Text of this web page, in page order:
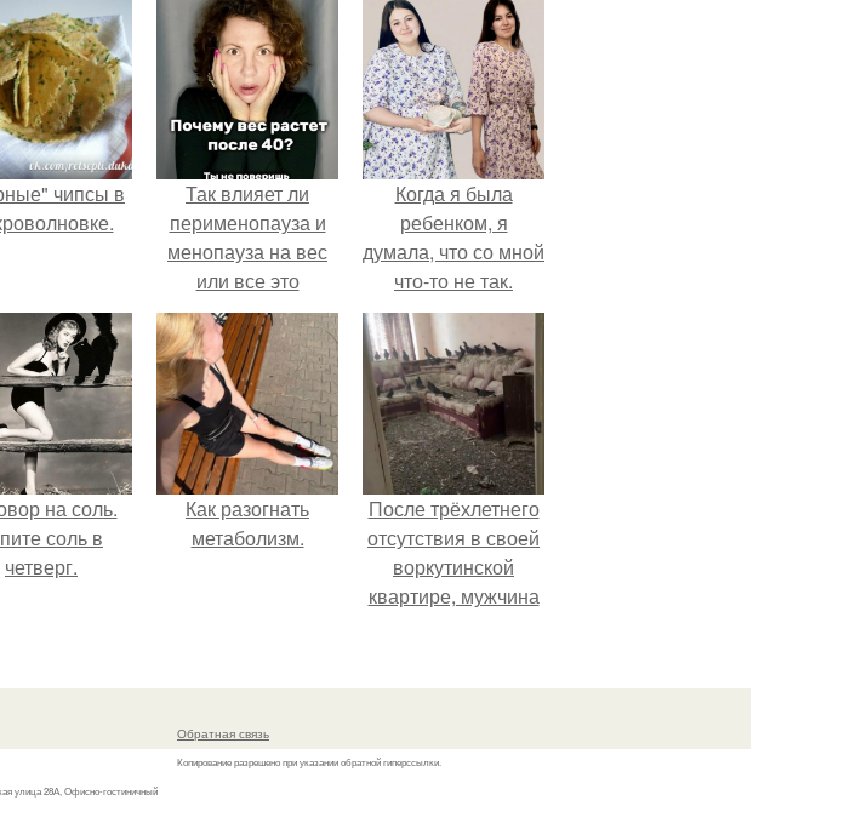
чипсы в
Так влияет ли
перименопауза и
менопауза на вес
или все это
ерунда?
Когда я была
ребенком, я
думала, что со мной
что-то не так.
на соль.
соль в
четверг.
Как разогнать
метаболизм.
После трёхлетнего
отсутствия в своей
воркутинской
квартире, мужчина
жилище стало
улица 28А, Офисно-гостиничный
Обратная связь
Копирование разрешено при указании обратной гиперссылки.